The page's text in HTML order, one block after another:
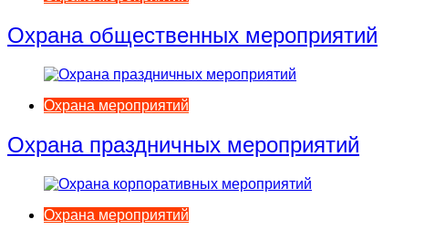
Охрана общественных мероприятий
Охрана мероприятий
Охрана праздничных мероприятий
Охрана мероприятий